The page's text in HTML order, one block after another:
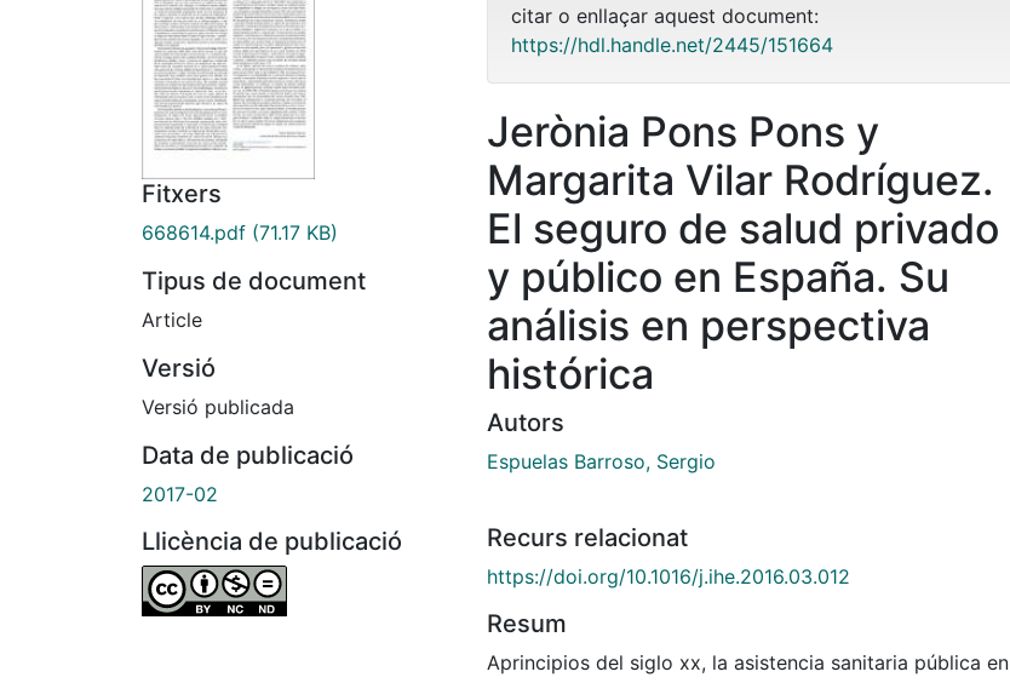
Fitxers
668614.pdf (71.17 KB)
Tipus de document
Article
Versió
Versió publicada
Data de publicació
2017-02
Llicència de publicació
citar o enllaçar aquest document:
https://hdl.handle.net/2445/151664
Jerònia Pons Pons y
Margarita Vilar Rodríguez.
El seguro de salud privado
y público en España. Su
análisis en perspectiva
histórica
Autors
Espuelas Barroso, Sergio
Recurs relacionat
https://doi.org/10.1016/j.ihe.2016.03.012
Resum
Aprincipios del siglo xx, la asistencia sanitaria pública en